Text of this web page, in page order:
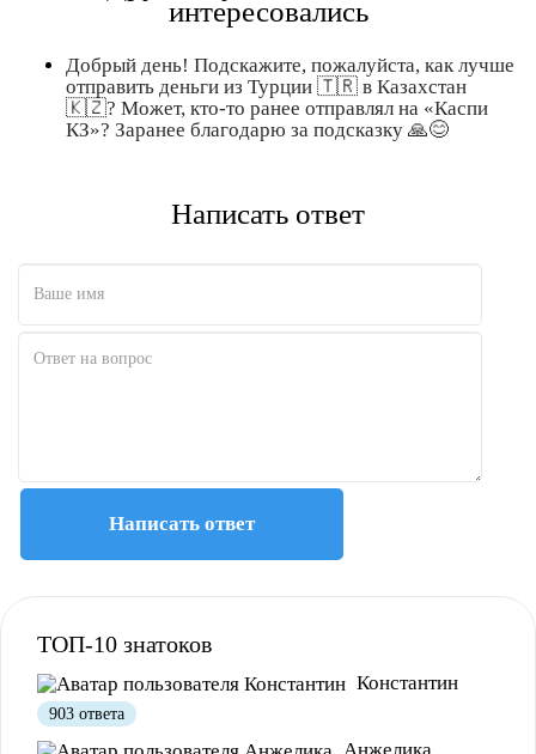
Не очень
интересовались
Добрый день! Подскажите, пожалуйста, как лучше
отправить деньги из Турции 🇹🇷 в Казахстан
🇰🇿? Может, кто-то ранее отправлял на «Каспи
КЗ»? Заранее благодарю за подсказку 🙏😊
Написать ответ
Написать ответ
ТОП-10 знатоков
Константин
903 ответа